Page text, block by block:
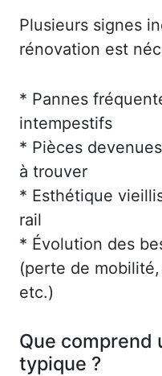
Plusieurs signes
rénovation est
* Pannes
intempestifs
* Pièces
à trouver
* Esthétique
rail
* Évolution des
(perte de
etc.)
Que comprend
typique ?